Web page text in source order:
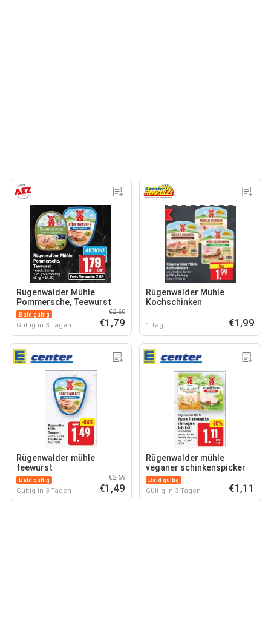
Rügenwalder Mühle
Pommersche, Teewurst
Bald gültig
Gültig in 3 Tagen
€2,69
€1,79
Rügenwalder Mühle
Kochschinken
1 Tag €1,99
Rügenwalder mühle
teewurst
Bald gültig
Gültig in 3 Tagen
€2,69
€1,49
Rügenwalder mühle
veganer schinkenspicker
Bald gültig
Gültig in 3 Tagen €1,11